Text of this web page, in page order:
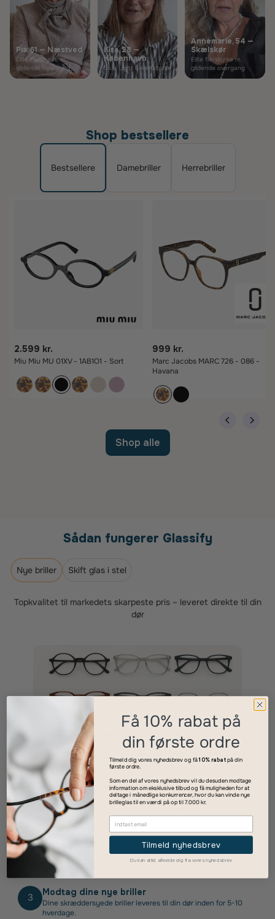
Pia, 61 — Næstved
Elite flerstyrke m.
glidende overgang
Kira, 28 —
København
Blue Light Enkeltstyrke
Annemarie, 54 —
Skælskør
Elite flerstyrke m.
glidende overgang
Shop bestsellere
Bestsellere Damebriller Herrebriller
2.599 kr.
Miu Miu MU 01XV - 1AB1O1 - Sort
999 kr.
Marc Jacobs MARC 726 - 086 -
Havana
Shop alle
Sådan fungerer Glassify
Nye briller Skift glas i stel
Topkvalitet til markedets skarpeste pris – leveret direkte til din
dør
Vælg dit stel
Find den stil og størrelse, der passer dig bedst.
2 Vælg dine glas
Vælg glastype, tykkelse, overfladebehandling og eventuelle
ekstra features.
3 Modtag dine nye briller
Dine skræddersyede briller leveres til din dør inden for 5-10
hverdage.
Få 10% rabat på
din første ordre
Tilmeld dig vores nyhedsbrev og få10% rabatpå din
første ordre.
Som en del af vores nyhedsbrev vil du desuden modtage
information om eksklusive tilbud og få muligheden for at
deltage i månedlige konkurrencer, hvor du kan vinde nye
brilleglas til en værdi på op til 7.000 kr.
Tilmeld nyhedsbrev
Du kan altid afmelde dig fra vores nyhedsbrev